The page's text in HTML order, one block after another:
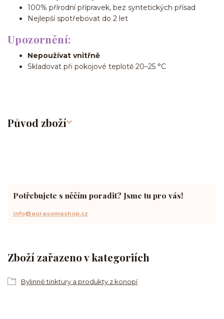
100% přírodní přípravek, bez syntetických přísad
Nejlepší spotřebovat do 2 let
Upozornění:
Nepoužívat vnitřně
Skladovat při pokojové teplotě 20–25 °C
Původ zboží
Zboží zařazeno v kategoriích
Bylinné tinktury a produkty z konopí
Potřebujete s něčím poradit? Jsme tu pro vás!
info@aurasomashop.cz